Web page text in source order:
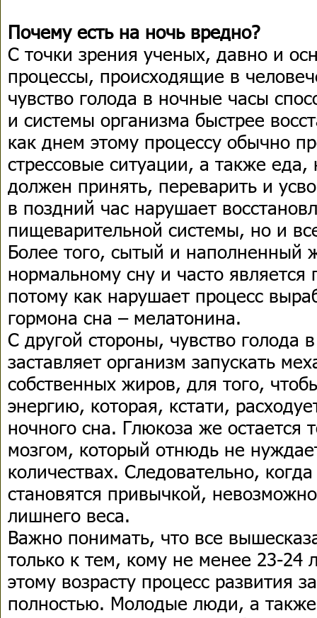
Почему есть на ночь вредно?
С точки зрения ученых, давно и
процессы, происходящие в
чувство голода в ночные часы
и системы организма быстрее
как днем этому процессу обычно
стрессовые ситуации, а также еда,
должен принять, переварить и
в поздний час нарушает
пищеварительной системы, но и
Более того, сытый и наполненный
нормальному сну и часто
потому как нарушает процесс
гормона сна – мелатонина.
С другой стороны, чувство голода
заставляет организм запускать
собственных жиров, для того,
энергию, которая, кстати,
ночного сна. Глюкоза же остается
мозгом, который отнюдь не
количествах. Следовательно,
становятся привычкой,
лишнего веса.
Важно понимать, что все
только к тем, кому не менее 23-24
этому возрасту процесс развития
полностью. Молодые люди, а